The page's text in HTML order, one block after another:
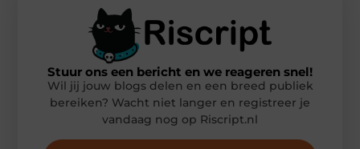
Stuur ons een bericht en we reageren snel!
Wil jij jouw blogs delen en een breed publiek
bereiken? Wacht niet langer en registreer je
vandaag nog op Riscript.nl